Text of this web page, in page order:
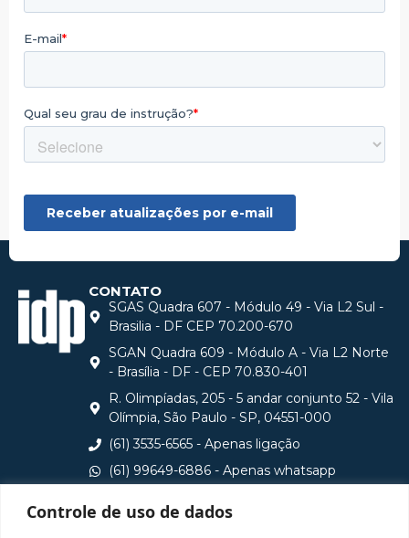
Controle de uso de dados
CONTATO
SGAS Quadra 607 - Módulo 49 - Via L2 Sul -
Brasilia - DF CEP 70.200-670
SGAN Quadra 609 - Módulo A - Via L2 Norte
- Brasília - DF - CEP 70.830-401
R. Olimpíadas, 205 - 5 andar conjunto 52 - Vila
Olímpia, São Paulo - SP, 04551-000
(61) 3535-6565 - Apenas ligação
(61) 99649-6886 - Apenas whatsapp